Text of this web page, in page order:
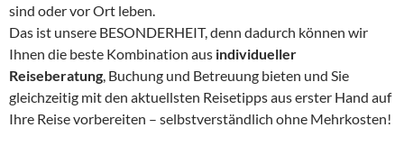
sind oder vor Ort leben.
Das ist unsere BESONDERHEIT, denn dadurch können wir
Ihnen die beste Kombination aus individueller
Reiseberatung, Buchung und Betreuung bieten und Sie
gleichzeitig mit den aktuellsten Reisetipps aus erster Hand auf
Ihre Reise vorbereiten – selbstverständlich ohne Mehrkosten!